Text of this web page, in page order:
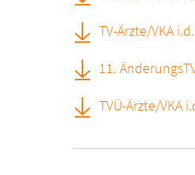
TV-Ärzte/VKA
11.
TVÜ-Ärzte/VKA